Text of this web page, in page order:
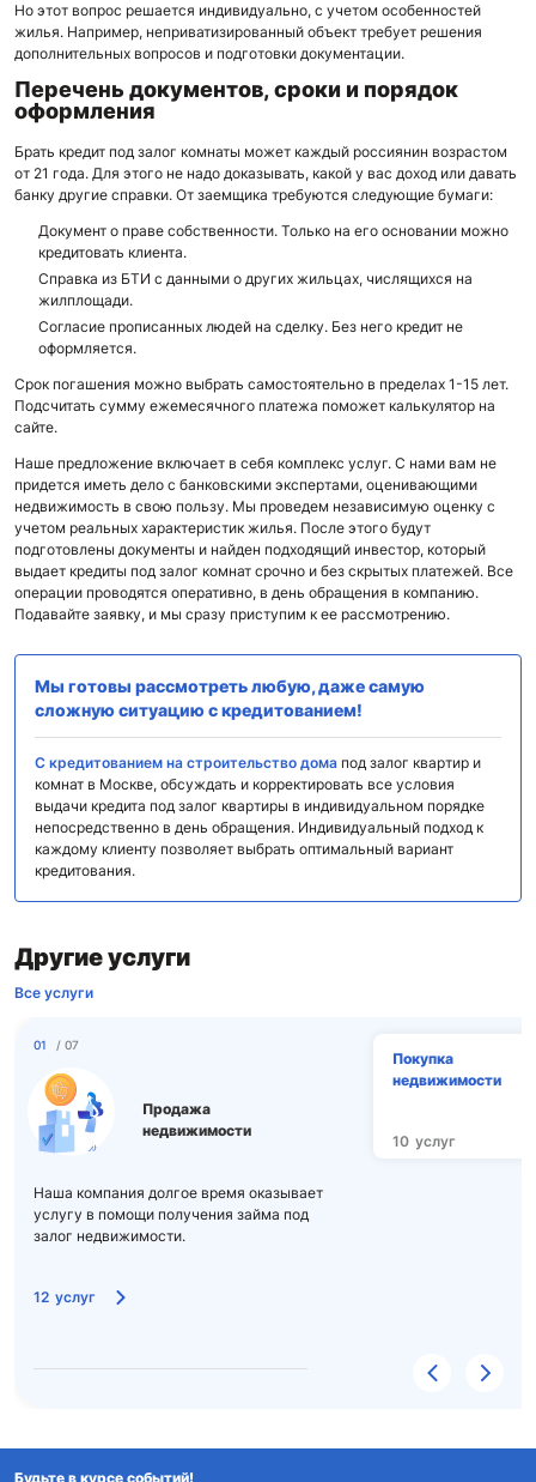
Но этот вопрос решается индивидуально, с учетом особенностей
жилья. Например, неприватизированный объект требует решения
дополнительных вопросов и подготовки документации.
Перечень документов, сроки и порядок
оформления
Брать кредит под залог комнаты может каждый россиянин возрастом
от 21 года. Для этого не надо доказывать, какой у вас доход или давать
банку другие справки. От заемщика требуются следующие бумаги:
Документ о праве собственности. Только на его основании можно
кредитовать клиента.
Справка из БТИ с данными о других жильцах, числящихся на
жилплощади.
Согласие прописанных людей на сделку. Без него кредит не
оформляется.
Срок погашения можно выбрать самостоятельно в пределах 1-15 лет.
Подсчитать сумму ежемесячного платежа поможет калькулятор на
сайте.
Наше предложение включает в себя комплекс услуг. С нами вам не
придется иметь дело с банковскими экспертами, оценивающими
недвижимость в свою пользу. Мы проведем независимую оценку с
учетом реальных характеристик жилья. После этого будут
подготовлены документы и найден подходящий инвестор, который
выдает кредиты под залог комнат срочно и без скрытых платежей. Все
операции проводятся оперативно, в день обращения в компанию.
Подавайте заявку, и мы сразу приступим к ее рассмотрению.
Мы готовы рассмотреть любую, даже самую
сложную ситуацию с кредитованием!
C кредитованием на строительство дома под залог квартир и
комнат в Москве, обсуждать и корректировать все условия
выдачи кредита под залог квартиры в индивидуальном порядке
непосредственно в день обращения. Индивидуальный подход к
каждому клиенту позволяет выбрать оптимальный вариант
кредитования.
Другие услуги
Все услуги
01 / 07
Продажа
недвижимости
Наша компания долгое время оказывает
услугу в помощи получения займа под
залог недвижимости.
12 услуг
Покупка
недвижимости
10 услуг
Будьте в курсе событий!